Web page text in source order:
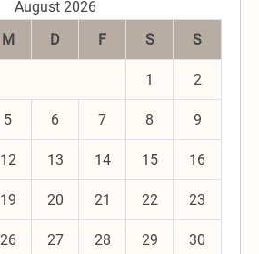
August 2026
M D F S S
1 2
5 6 7 8 9
12 13 14 15 16
19 20 21 22 23
26 27 28 29 30